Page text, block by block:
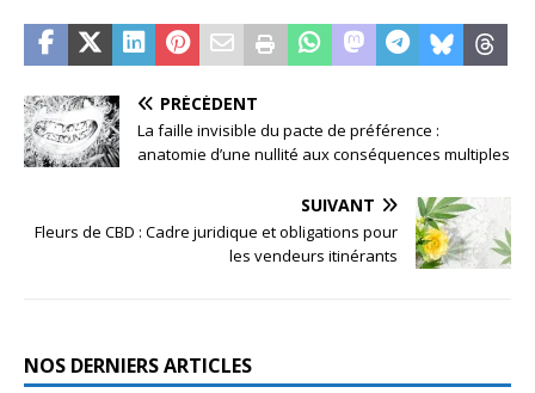
PRÉCÉDENT
La faille invisible du pacte de préférence :
anatomie d’une nullité aux conséquences multiples
SUIVANT
Fleurs de CBD : Cadre juridique et obligations pour
les vendeurs itinérants
NOS DERNIERS ARTICLES